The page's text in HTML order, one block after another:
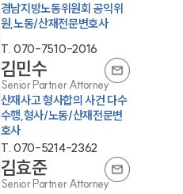
경남지방노동위원회 공익위
원,노동/산재전문변호사
T. 070-7510-2016
김민수
Senior Partner Attorney
산재사고 형사합의 사건 다수
수행,형사/노동/산재전문변
호사
T. 070-5214-2362
김효준
Senior Partner Attorney